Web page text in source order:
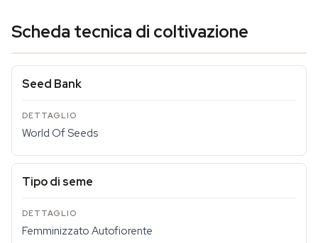
Scheda tecnica di coltivazione
Seed Bank
World Of Seeds
Tipo di seme
Femminizzato Autofiorente